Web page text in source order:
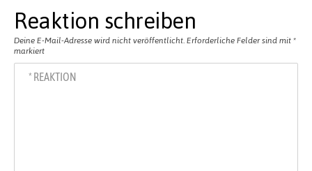
Reaktion schreiben
Deine E-Mail-Adresse wird nicht veröffentlicht. Erforderliche Felder sind mit *
markiert